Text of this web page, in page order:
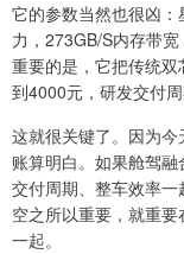
它的参数当然也很凶
力，273GB/S内存带
重要的是，它把传统
到4000元，研发交付
这就很关键了。因为
账算明白。如果舱驾融
交付周期、整车效率
空之所以重要，就重要
一起。